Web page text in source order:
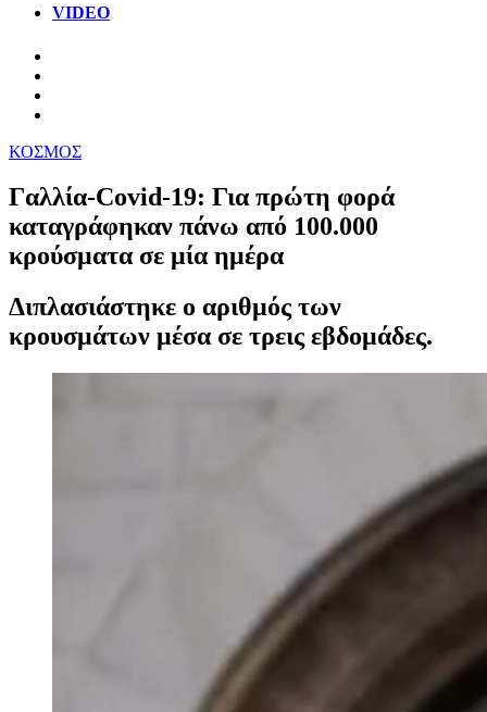
VIDEO
ΚΟΣΜΟΣ
Γαλλία-Covid-19: Για πρώτη φορά
καταγράφηκαν πάνω από 100.000
κρούσματα σε μία ημέρα
Διπλασιάστηκε ο αριθμός των
κρουσμάτων μέσα σε τρεις εβδομάδες.